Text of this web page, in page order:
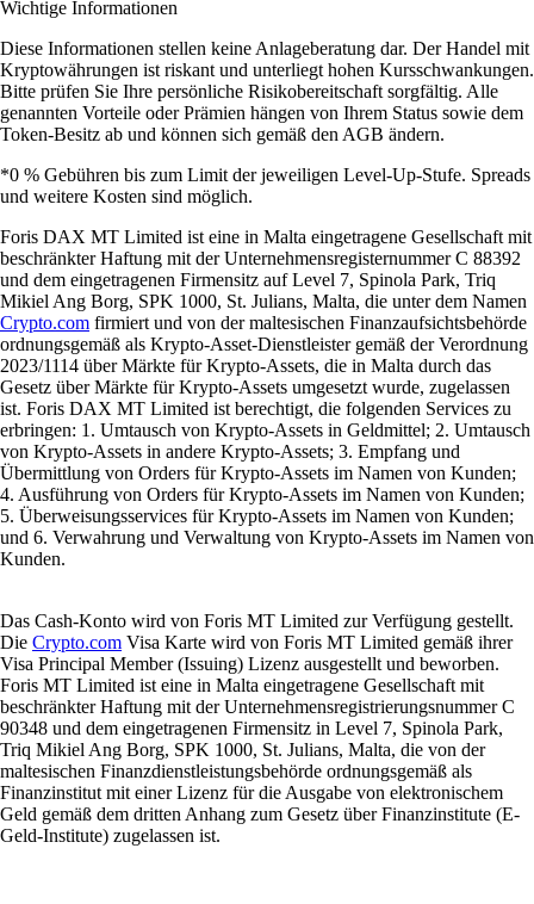
Wichtige Informationen
Diese Informationen stellen keine Anlageberatung dar. Der Handel mit
Kryptowährungen ist riskant und unterliegt hohen Kursschwankungen.
Bitte prüfen Sie Ihre persönliche Risikobereitschaft sorgfältig. Alle
genannten Vorteile oder Prämien hängen von Ihrem Status sowie dem
Token-Besitz ab und können sich gemäß den AGB ändern.
*0 % Gebühren bis zum Limit der jeweiligen Level-Up-Stufe. Spreads
und weitere Kosten sind möglich.
Foris DAX MT Limited ist eine in Malta eingetragene Gesellschaft mit
beschränkter Haftung mit der Unternehmensregisternummer C 88392
und dem eingetragenen Firmensitz auf Level 7, Spinola Park, Triq
Mikiel Ang Borg, SPK 1000, St. Julians, Malta, die unter dem Namen
Crypto.com firmiert und von der maltesischen Finanzaufsichtsbehörde
ordnungsgemäß als Krypto-Asset-Dienstleister gemäß der Verordnung
2023/1114 über Märkte für Krypto-Assets, die in Malta durch das
Gesetz über Märkte für Krypto-Assets umgesetzt wurde, zugelassen
ist. Foris DAX MT Limited ist berechtigt, die folgenden Services zu
erbringen: 1. Umtausch von Krypto-Assets in Geldmittel; 2. Umtausch
von Krypto-Assets in andere Krypto-Assets; 3. Empfang und
Übermittlung von Orders für Krypto-Assets im Namen von Kunden;
4. Ausführung von Orders für Krypto-Assets im Namen von Kunden;
5. Überweisungsservices für Krypto-Assets im Namen von Kunden;
und 6. Verwahrung und Verwaltung von Krypto-Assets im Namen von
Kunden.
Das Cash-Konto wird von Foris MT Limited zur Verfügung gestellt.
Die Crypto.com Visa Karte wird von Foris MT Limited gemäß ihrer
Visa Principal Member (Issuing) Lizenz ausgestellt und beworben.
Foris MT Limited ist eine in Malta eingetragene Gesellschaft mit
beschränkter Haftung mit der Unternehmensregistrierungsnummer C
90348 und dem eingetragenen Firmensitz in Level 7, Spinola Park,
Triq Mikiel Ang Borg, SPK 1000, St. Julians, Malta, die von der
maltesischen Finanzdienstleistungsbehörde ordnungsgemäß als
Finanzinstitut mit einer Lizenz für die Ausgabe von elektronischem
Geld gemäß dem dritten Anhang zum Gesetz über Finanzinstitute (E-
Geld-Institute) zugelassen ist.